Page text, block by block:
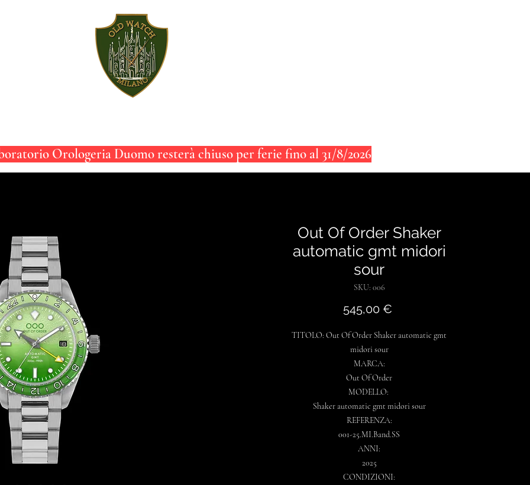
Orologeria Duomo resterà chiuso per ferie fino al 31/8/2026
Out Of Order Shaker
automatic gmt midori
sour
SKU: 006
545,00 €
TITOLO: Out Of Order Shaker automatic gmt
midori sour
MARCA:
Out Of Order
MODELLO:
Shaker automatic gmt midori sour
REFERENZA:
001-25.MI.Band.SS
ANNI:
2025
CONDIZIONI: